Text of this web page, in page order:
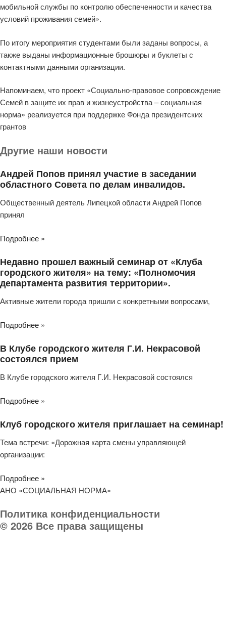
мобильной службы по контролю обеспеченности и качества
условий проживания семей».
По итогу мероприятия студентами были заданы вопросы, а
также выданы информационные брошюры и буклеты с
контактными данными организации.
Напоминаем, что проект «Социально-правовое сопровождение
Семей в защите их прав и жизнеустройства – социальная
норма» реализуется при поддержке Фонда президентских
грантов
Другие наши новости
Андрей Попов принял участие в заседании
областного Совета по делам инвалидов.
Общественный деятель Липецкой области Андрей Попов
принял
Подробнее »
Недавно прошел важный семинар от «Клуба
городского жителя» на тему: «Полномочия
департамента развития территории».
Активные жители города пришли с конкретными вопросами,
Подробнее »
В Клубе городского жителя Г.И. Некрасовой
состоялся прием
В Клубе городского жителя Г.И. Некрасовой состоялся
Подробнее »
Клуб городского жителя приглашает на семинар!
Тема встречи: «Дорожная карта смены управляющей
организации:
Подробнее »
АНО «СОЦИАЛЬНАЯ НОРМА»
Политика конфиденциальности
© 2026 Все права защищены